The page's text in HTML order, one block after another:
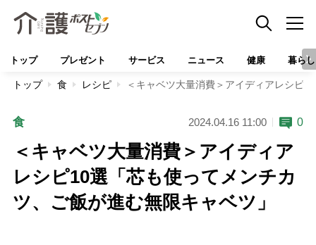
トップ プレゼント サービス ニュース 健康 暮らし
トップ 食 レシピ ＜キャベツ大量消費＞アイディアレシピ
食 2024.04.16 11:00 0
＜キャベツ大量消費＞アイディア
レシピ10選「芯も使ってメンチカ
ツ、ご飯が進む無限キャベツ」